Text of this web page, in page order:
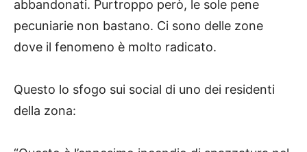
abbandonati. Purtroppo però, le sole pene
pecuniarie non bastano. Ci sono delle zone
dove il fenomeno è molto radicato.
Questo lo sfogo sui social di uno dei residenti
della zona: